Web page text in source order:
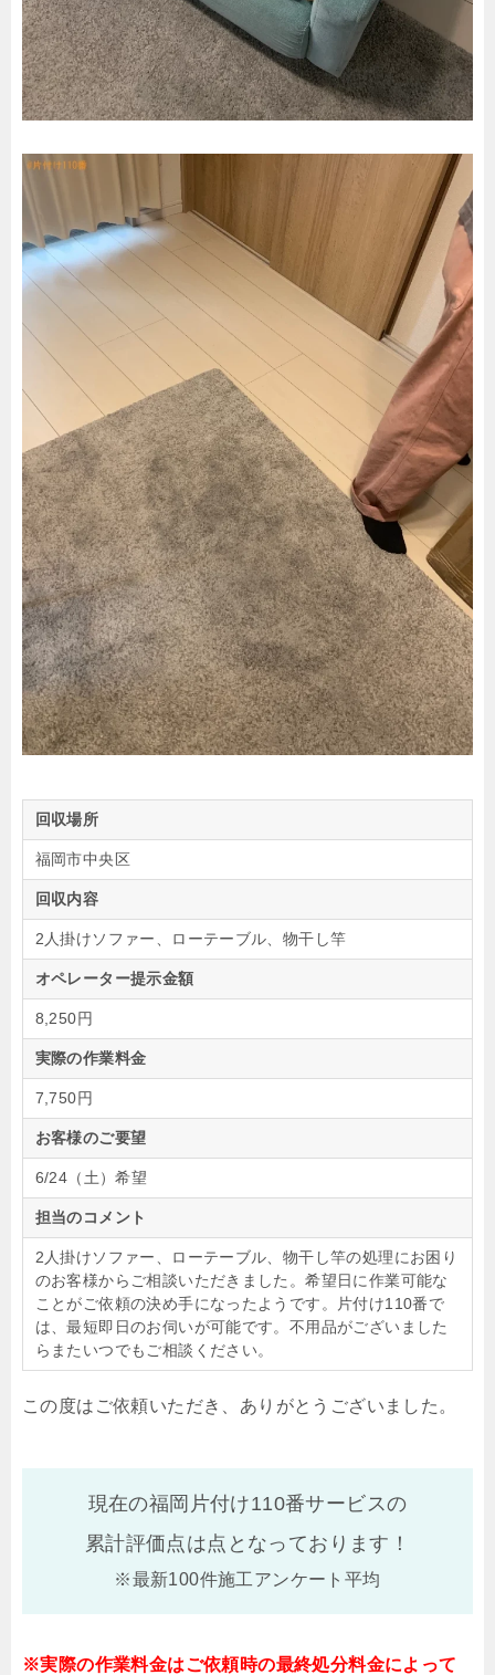
回収場所
福岡市中央区
回収内容
2人掛けソファー、ローテーブル、物干し竿
オペレーター提示金額
8,250円
実際の作業料金
7,750円
お客様のご要望
6/24（土）希望
担当のコメント
2人掛けソファー、ローテーブル、物干し竿の処理にお困り
のお客様からご相談いただきました。希望日に作業可能な
ことがご依頼の決め手になったようです。片付け110番で
は、最短即日のお伺いが可能です。不用品がございました
らまたいつでもご相談ください。
この度はご依頼いただき、ありがとうございました。
現在の福岡片付け110番サービスの
累計評価点は点となっております！
※最新100件施工アンケート平均
※実際の作業料金はご依頼時の最終処分料金によって